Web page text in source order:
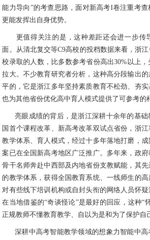
能力导向”的考查思路，面对新高考I卷注重考查
更能发挥出自身优势。
更值得关注的是，这种差距还会进一步传
面。从清北复交等C9高校的投档数据来看，浙
校录取的人数，比多数参考省份高出30%以上
拉大。不少教育研究者分析，这种高分段输出
平的，它是浙江多年坚持素质教育不松劲、夯实
也为其他省份优化高中育人模式提供了可参考的
亮眼成绩的背后，是浙江深耕十余年的基
国首个课程改革、新高考改革双试点省份，浙
教学体系、育人模式，经过十多年落地打磨，
案已在全国新高考地区广泛推广。多年来，政
骨干名师奔赴中西部及内地省份支教赋能，其
的教学体系，获得全国教育系统、一线师生的
对有些线下培训机构或自封头衔的网络人员怀
在当地借鉴的“奇谈怪论”是最好的回应，这种“
正规教师不懂教育教学、自以为是和为了保护自
深耕中高考智能教学领域的想象力智能中